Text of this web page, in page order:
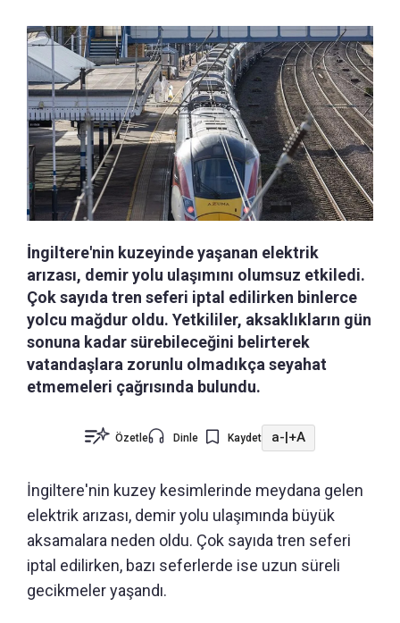
İngiltere'nin kuzeyinde yaşanan elektrik
arızası, demir yolu ulaşımını olumsuz etkiledi.
Çok sayıda tren seferi iptal edilirken binlerce
yolcu mağdur oldu. Yetkililer, aksaklıkların gün
sonuna kadar sürebileceğini belirterek
vatandaşlara zorunlu olmadıkça seyahat
etmemeleri çağrısında bulundu.
Özetle Dinle Kaydet a-|+A
İngiltere'nin kuzey kesimlerinde meydana gelen
elektrik arızası, demir yolu ulaşımında büyük
aksamalara neden oldu. Çok sayıda tren seferi
iptal edilirken, bazı seferlerde ise uzun süreli
gecikmeler yaşandı.